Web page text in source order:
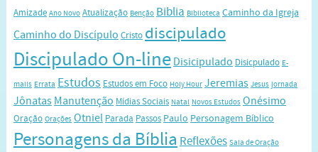
Amizade Ano Novo Atualização Benção Biblia Biblioteca Caminho da Igreja
Caminho do Discípulo Cristo discipulado
Discipulado On-line Disicipulado Disicpulado E-
mails Errata Estudos Estudos em Foco Holy Hour Jeremias Jesus jornada
Jônatas Manutenção Mídias Sociais Natal Novos Estudos Onésimo
Oração Orações Otniel Parada Passos Paulo Personagem Bíblico
Personagens da Bíblia Reflexões Sala de Oração